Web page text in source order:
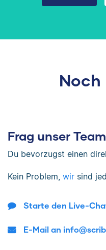
Noch
Frag unser Team
Du bevorzugst einen
Kein Problem, wir sind
Starte den Live-
E-Mail an